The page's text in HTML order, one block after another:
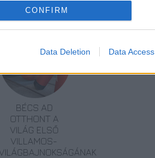
CONFIRM
Data Deletion Data Access
fotó
BÉCS AD
OTTHONT A
VILÁG ELSŐ
VILLAMOS-
VILÁGBAJNOKSÁGÁNAK